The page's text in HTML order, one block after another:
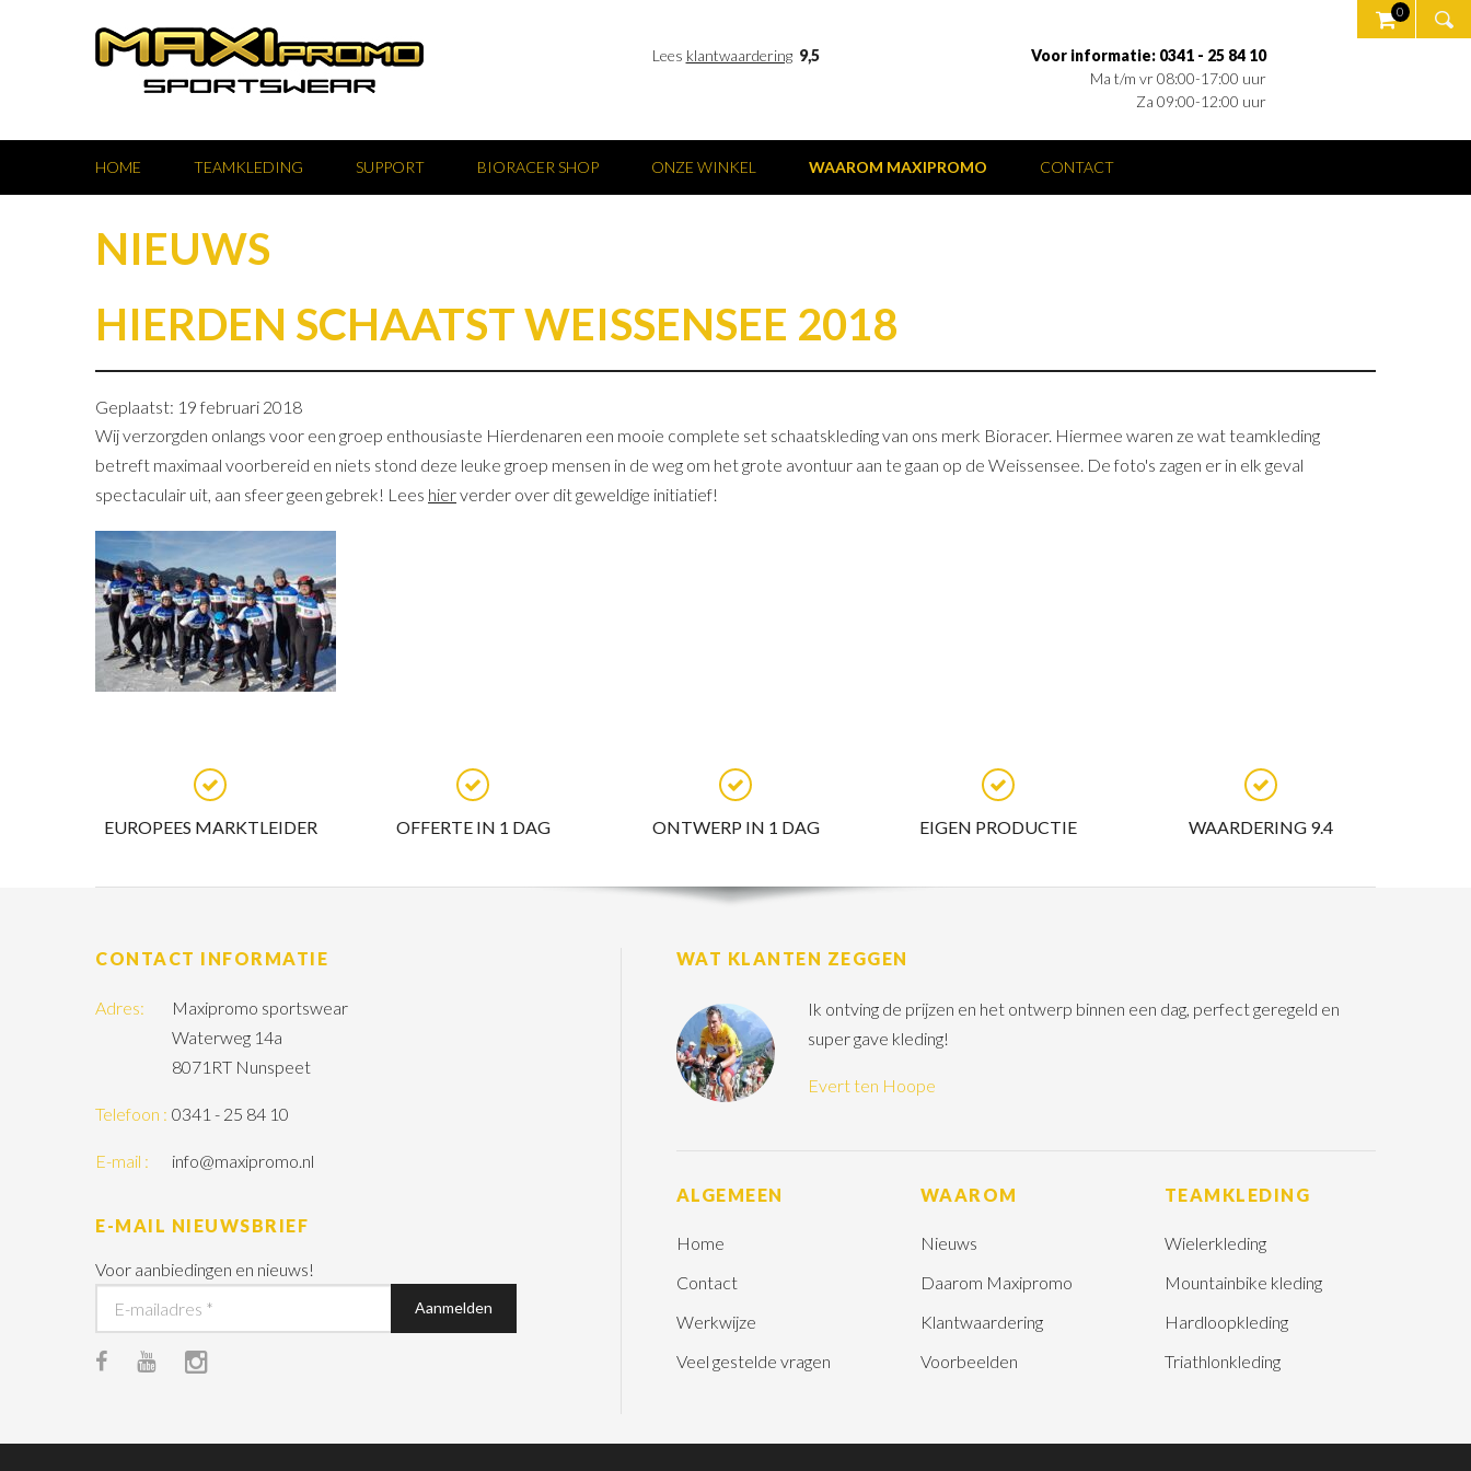
Lees klantwaardering 9,5
Voor informatie: 0341 - 25 84 10
Ma t/m vr 08:00-17:00 uur
Za 09:00-12:00 uur
0
HOME TEAMKLEDING SUPPORT BIORACER SHOP ONZE WINKEL WAAROM MAXIPROMO CONTACT
NIEUWS
HIERDEN SCHAATST WEISSENSEE 2018
Geplaatst: 19 februari 2018
Wij verzorgden onlangs voor een groep enthousiaste Hierdenaren een mooie complete set schaatskleding van ons merk Bioracer. Hiermee waren ze wat teamkleding
betreft maximaal voorbereid en niets stond deze leuke groep mensen in de weg om het grote avontuur aan te gaan op de Weissensee. De foto's zagen er in elk geval
spectaculair uit, aan sfeer geen gebrek! Lees hierverder over dit geweldige initiatief!
EUROPEES MARKTLEIDER OFFERTE IN 1 DAG ONTWERP IN 1 DAG EIGEN PRODUCTIE WAARDERING 9.4
CONTACT INFORMATIE
Adres:
Maxipromo sportswear
Waterweg 14a
8071RT Nunspeet
Telefoon : 0341 - 25 84 10
E-mail : info@maxipromo.nl
E-MAIL NIEUWSBRIEF
Voor aanbiedingen en nieuws!
WAT KLANTEN ZEGGEN
Ik ontving de prijzen en het ontwerp binnen een dag, perfect geregeld en
super gave kleding!
Evert ten Hoope
ALGEMEEN
Home
Contact
Werkwijze
Veel gestelde vragen
WAAROM
Nieuws
Daarom Maxipromo
Klantwaardering
Voorbeelden
TEAMKLEDING
Wielerkleding
Mountainbike kleding
Hardloopkleding
Triathlonkleding